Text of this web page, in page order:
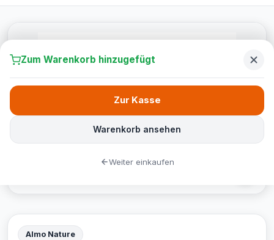
Almo Nature
Zum Warenkorb hinzugefügt
Warenkorb ansehen
Zur Kasse
Weiter einkaufen